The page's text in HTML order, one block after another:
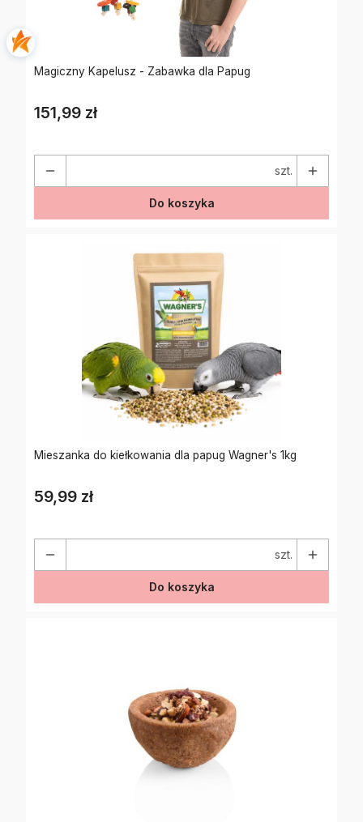
Magiczny Kapelusz - Zabawka dla Papug
Cena
151,99 zł
szt.
Do koszyka
Mieszanka do kiełkowania dla papug Wagner's 1kg
Cena
59,99 zł
szt.
Do koszyka